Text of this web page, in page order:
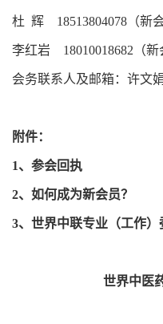
杜 辉 18513804078（新
李红岩 18010018682（新
会务联系人及邮箱：许文娟
附件：
1、 参会回执
2、 如何成为新会员？
3、 世界中联专业（工作
世界中医